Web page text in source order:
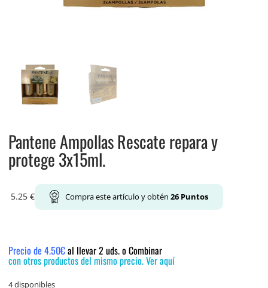
Pantene Ampollas Rescate repara y
protege 3x15ml.
5.25 € Compra este artículo y obtén 26Puntos
Precio de 4.50€al llevar 2 uds. o Combinar
con otros productos del mismo precio. Ver aquí
4 disponibles